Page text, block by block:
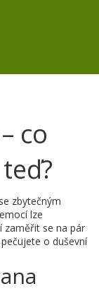
co
zbytečným
lze
zaměřit se na pár
o duševní